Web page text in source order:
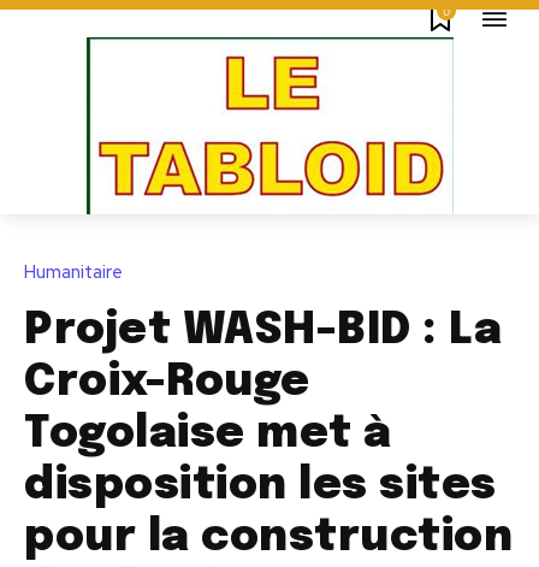
0
Humanitaire
Projet WASH-BID : La
Croix-Rouge
Togolaise met à
disposition les sites
pour la construction